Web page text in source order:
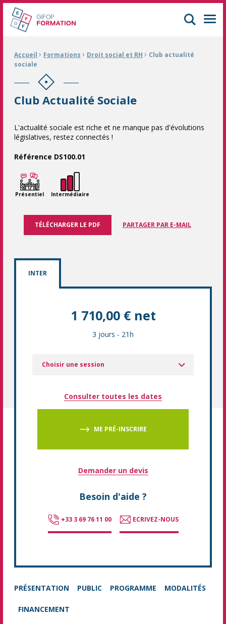
GIFOP Formation Centre de formation continue à Mulhouse
Fil d'Ariane :
Accueil › Formations › Droit social et RH › Club actualité
sociale
Club Actualité Sociale
L'actualité sociale est riche et ne manque pas d'évolutions
législatives, restez connectés !
Référence DS100.01
Présentiel Intermédiaire
TÉLÉCHARGER LE PDF PARTAGER PAR E-MAIL
INTER
1 710,00 € net
3 jours - 21h
Choisir une session
Consulter toutes les dates
ME PRÉ-INSCRIRE
Demander un devis
Besoin d'aide ?
+33 3 69 76 11 00 ECRIVEZ-NOUS
PRÉSENTATION PUBLIC PROGRAMME MODALITÉS
FINANCEMENT